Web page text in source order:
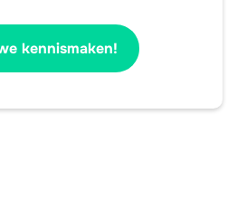
kennismaken!